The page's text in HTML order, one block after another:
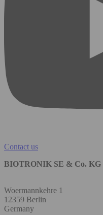
Contact us
BIOTRONIK SE & Co. KG
Woermannkehre 1
12359 Berlin
Germany